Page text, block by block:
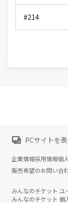
#214
PCサイトを
企業情報採用情報個
販売希望のお問い合
みんなのチケット ユ
みんなのチケット 個